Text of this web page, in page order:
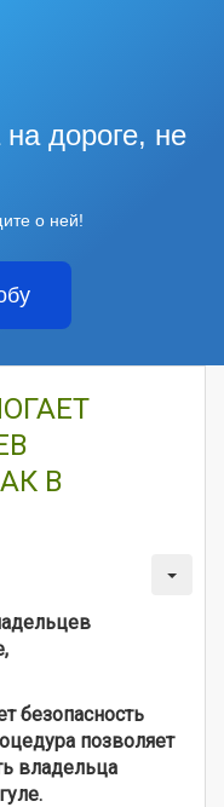
дороге, не
о ней!
В
безопасность
позволяет
владельца